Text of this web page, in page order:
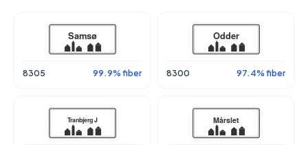
8305 99.9% fiber 8300 97.4% fiber